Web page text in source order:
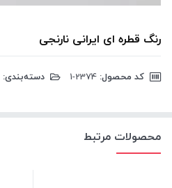
رنگ قطره ای ایرانی نارنجی
کد محصول: دسته‌بندی:
محصولات مرتبط